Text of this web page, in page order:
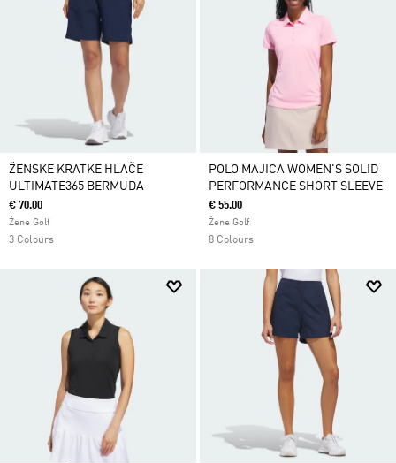
ŽENSKE KRATKE HLAČE
ULTIMATE365 BERMUDA
€ 70.00
Žene Golf
3 Colours
POLO MAJICA WOMEN'S SOLID
PERFORMANCE SHORT SLEEVE
€ 55.00
Žene Golf
8 Colours